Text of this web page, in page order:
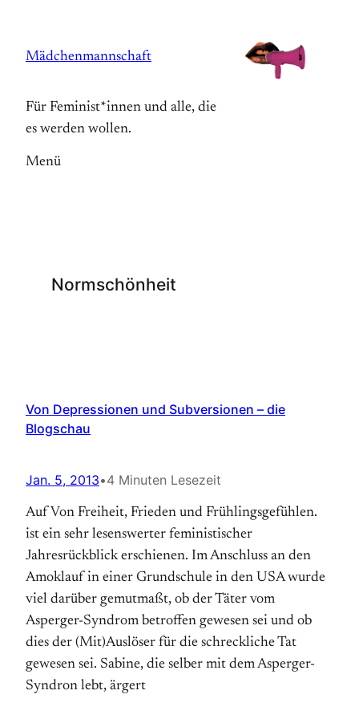
springen
Mädchenmannschaft
Für Feminist*innen und alle, die
es werden wollen.
Menü
Normschönheit
Von Depressionen und Subversionen – die
Blogschau
Jan. 5, 2013•4 Minuten Lesezeit
Auf Von Freiheit, Frieden und Frühlingsgefühlen.
ist ein sehr lesenswerter feministischer
Jahresrückblick erschienen. Im Anschluss an den
Amoklauf in einer Grundschule in den USA wurde
viel darüber gemutmaßt, ob der Täter vom
Asperger-Syndrom betroffen gewesen sei und ob
dies der (Mit)Auslöser für die schreckliche Tat
gewesen sei. Sabine, die selber mit dem Asperger-
Syndron lebt, ärgert